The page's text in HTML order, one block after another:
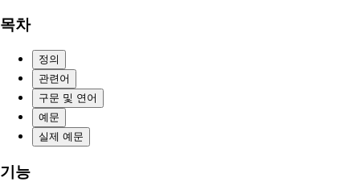
목차
정의
관련어
구문 및 연어
예문
실제 예문
기능